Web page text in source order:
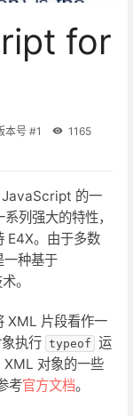
for
本号 #1
1165
JavaScript 的一
列强大的特性，
E4X。由于多数
一种基于
。
XML 片段看作一
执行 typeof 运
XML 对象的一些
考官方文档。